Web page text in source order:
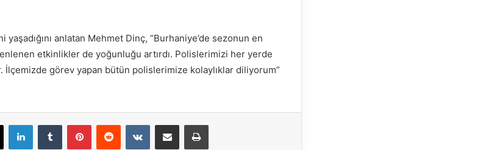
anlatan Mehmet Dinç, “Burhaniye’de sezonun en
etkinlikler de yoğunluğu artırdı. Polislerimizi her yerde
görev yapan bütün polislerimize kolaylıklar diliyorum”
LinkedInTumblr PinterestReddit VKontakteE-Posta ile paylaş Yazdır